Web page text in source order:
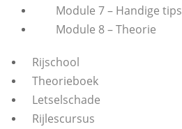
Module 7 – Handige tips
Module 8 – Theorie
Rijschool
Theorieboek
Letselschade
Rijlescursus